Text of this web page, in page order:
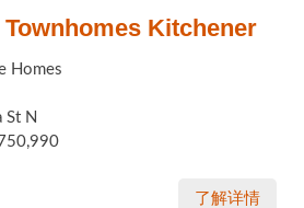
Kitchener
Homes
St N
了解详情